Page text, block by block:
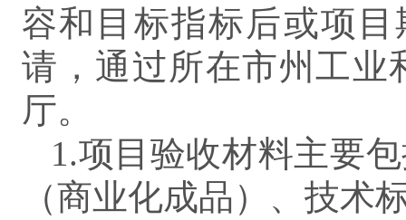
容和目标指标后或项
请，通过所在市州工业
厅。
1.项目验收材料主要
（商业化成品）、技术